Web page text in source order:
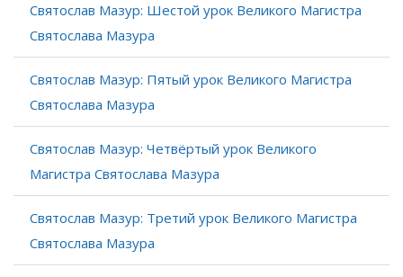
Святослав Мазур: Шестой урок Великого Магистра
Святослава Мазура
Святослав Мазур: Пятый урок Великого Магистра
Святослава Мазура
Святослав Мазур: Четвёртый урок Великого
Магистра Святослава Мазура
Святослав Мазур: Третий урок Великого Магистра
Святослава Мазура